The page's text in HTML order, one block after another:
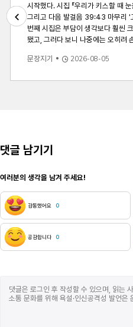
Previous
시작했다. 시집 『우리가 키스할 때 눈을 감는 건』 『어깨에 머리를 기대던 시절』, 산문집 『너무 보고플 땐 눈이 온다
그리고 다음 발걸음 39:43 마무리 '고명재 시인에게 문장의소리란?' 43:57 끝인사 [주요내용] Q1. 4년 만에 나온 시집이에요. 지금의 흐름으로 보면 오래 걸렸다고 볼 수 있는데,
번째 시집은 부담이 생각보다 훨씬 크게 느껴지더라고요. 요즘 유행하는 회귀물처럼 삶
됐고, 그러다 보니 나중에는 오히려 손에 힘을 뺀 채로 즐겁고 행복하게 쓰게 됐던 것 같아요. Q2. 작가님의 시집은 몸과 몸이 접촉하는 느낌의 제목들인데요. 『어깨에
문장지기 2026-08-05
댓글 남기기
여러분의 생각을 남겨 주세요!
감동했어요 0
공감합니다 0